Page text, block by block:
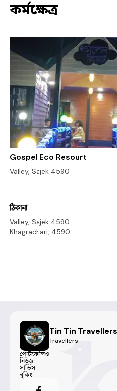
কর্মক্ষেত্র
Gospel Eco Resourt
Valley, Sajek 4590
ঠিকানা
Valley, Sajek 4590
Khagrachari, 4590
Tin Tin Travellers
Travellers
পোর্টফোলিও
নিউজ
সার্ভিস
বুকিং